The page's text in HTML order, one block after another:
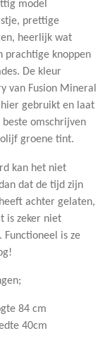
model
prettige
heerlijk wat
prachtige knoppen
De kleur
van Fusion Mineral
hier gebruikt en laat
beste omschrijven
groene tint.
kan het niet
dat de tijd zijn
achter gelaten,
is zeker niet
Functioneel is ze
84 cm
40cm